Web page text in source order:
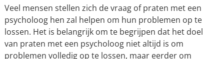
Veel mensen stellen zich de vraag of praten met een
psycholoog hen zal helpen om hun problemen op te
lossen. Het is belangrijk om te begrijpen dat het doel
van praten met een psycholoog niet altijd is om
problemen volledig op te lossen, maar eerder om